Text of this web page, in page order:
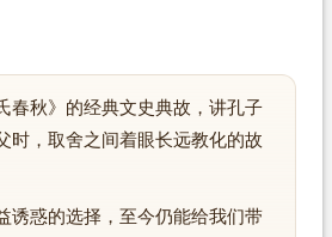
春秋》的经典文史典故，讲孔子
时，取舍之间着眼长远教化的故
诱惑的选择，至今仍能给我们带